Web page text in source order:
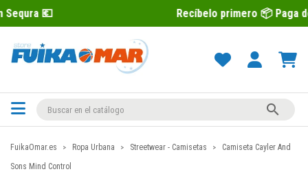
Recíbelo primero 📦 Paga después con

FuikaOmar.es Ropa Urbana Streetwear - Camisetas
Camiseta Cayler And
Sons Mind Control